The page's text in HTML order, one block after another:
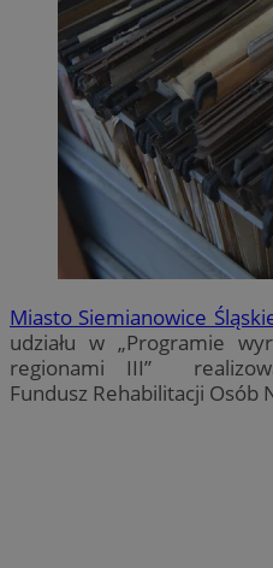
Miasto Siemianowice
udziału w „Programie
regionami III”
Fundusz Rehabilitacji Osób